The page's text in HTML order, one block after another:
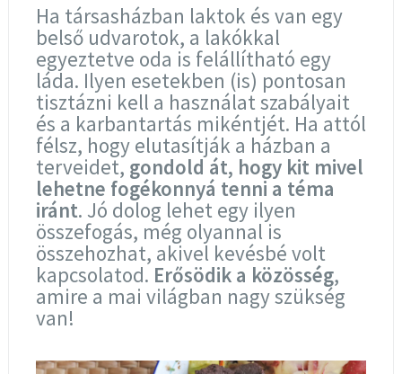
Ha társasházban laktok és van egy
belső udvarotok, a lakókkal
egyeztetve oda is felállítható egy
láda. Ilyen esetekben (is) pontosan
tisztázni kell a használat szabályait
és a karbantartás mikéntjét. Ha attól
félsz, hogy elutasítják a házban a
terveidet, gondold át, hogy kit mivel
lehetne fogékonnyá tenni a téma
iránt. Jó dolog lehet egy ilyen
összefogás, még olyannal is
összehozhat, akivel kevésbé volt
kapcsolatod. Erősödik a közösség,
amire a mai világban nagy szükség
van!